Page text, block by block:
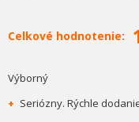
Celkové hodnotenie:
Výborný
+ Seriózny. Rýchle